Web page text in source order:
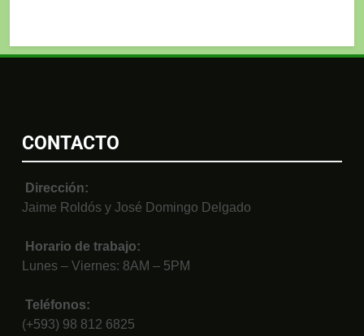
CONTACTO
Dirección:
Jaime Roldós y José Domingo Delgado
Horario de trabajo:
Lunes – Viernes: 8AM – 5PM
Teléfonos:
(+593) 98 812 6825